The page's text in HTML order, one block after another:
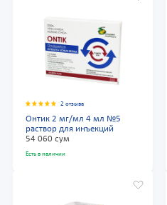
2 отзыва
Онтик 2 мг/мл 4 мл №5
раствор для инъекций
54 060 сум
Есть в наличии